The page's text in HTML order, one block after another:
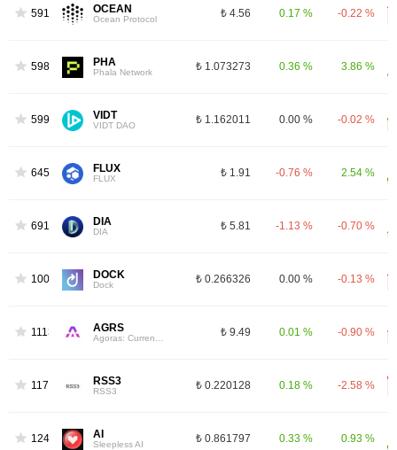
591 OCEAN
Ocean Protocol ₺ 4.56 0.17 % -0.22 %
598 PHA
Phala Network ₺ 1.073273 0.36 % 3.86 %
599 VIDT
VIDT DAO ₺ 1.162011 0.00 % -0.02 %
645 FLUX
FLUX ₺ 1.91 -0.76 % 2.54 %
691 DIA
DIA ₺ 5.81 -1.13 % -0.70 %
1008 DOCK
Dock ₺ 0.266326 0.00 % -0.13 %
1113 AGRS ₺ 9.49 0.01 % -0.90 %
1170 RSS3
RSS3 ₺ 0.220128 0.18 % -2.58 %
1242 AI
Sleepless AI ₺ 0.861797 0.33 % 0.93 %